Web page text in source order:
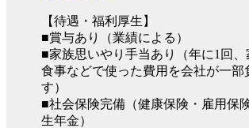
【待遇・福利厚生】
■賞与あり（業績による）
■家族思いやり手当あり（年に1回
食事などで使った費用を会社が一部
す）
■社会保険完備（健康保険・雇用保
生年金）